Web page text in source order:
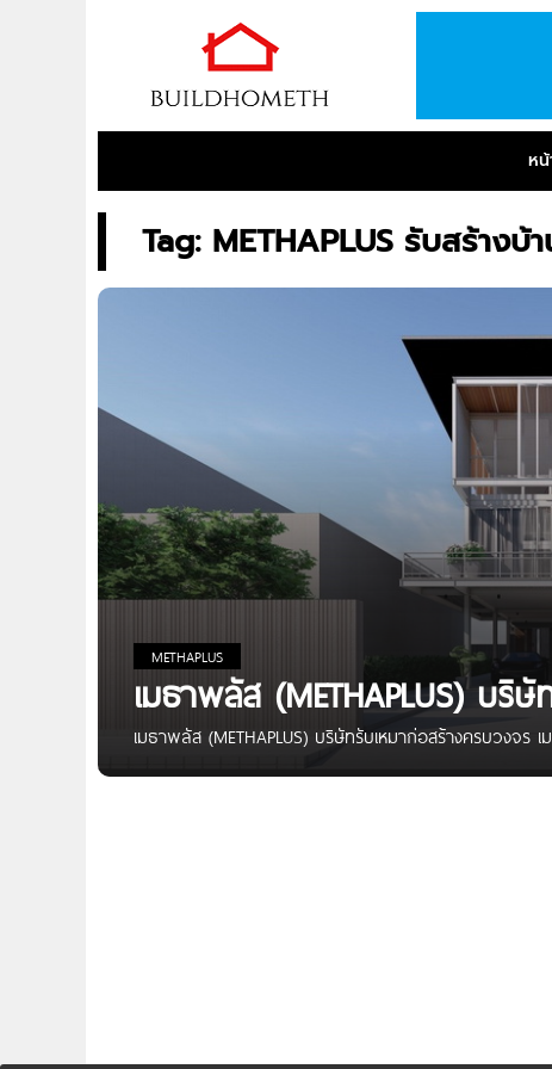
หน้
Tag: METHAPLUS รับสร้างบ้
METHAPLUS
เมธาพลัส (METHAPLUS) บริ
เมธาพลัส (METHAPLUS) บริษัทรับเหมาก่อสร้างครบวงจร